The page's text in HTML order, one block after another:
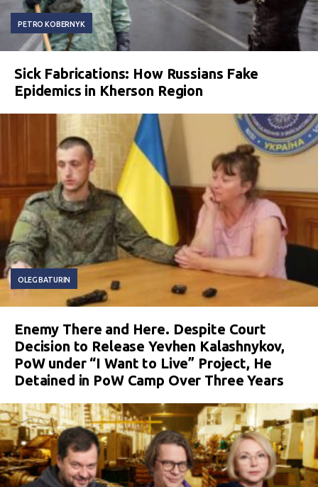
PETRO KOBERNYK
Sick Fabrications: How Russians Fake
Epidemics in Kherson Region
OLEG BATURIN
Enemy There and Here. Despite Court
Decision to Release Yevhen Kalashnykov,
PoW under “I Want to Live” Project, He
Detained in PoW Camp Over Three Years